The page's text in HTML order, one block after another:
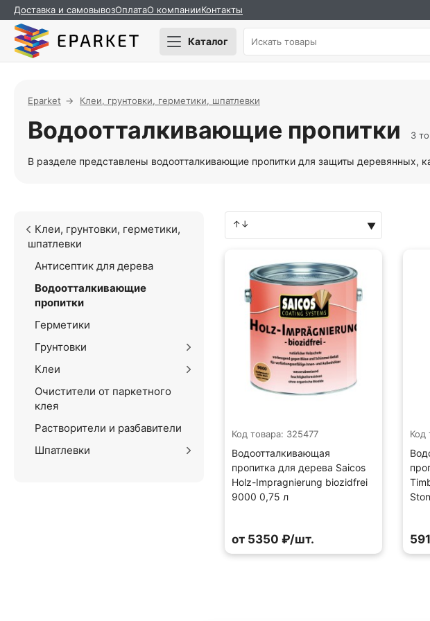
Доставка и самовывозОплатаО компанииКонтакты
Каталог
Eparket Клеи, грунтовки, герметики, шпатлевки
Водоотталкивающие пропитки 3
В разделе представлены водоотталкивающие пропитки для защиты деревянных,
Клеи, грунтовки, герметики,
шпатлевки
Антисептик для дерева
Водоотталкивающие
пропитки
Герметики
Грунтовки
Клеи
Очистители от паркетного
клея
Растворители и разбавители
Шпатлевки
Код товара: 325477
Водоотталкивающая
пропитка для дерева Saicos
Holz-Impragnierung biozidfrei
9000 0,75 л
от 5350 ₽/шт.
Код